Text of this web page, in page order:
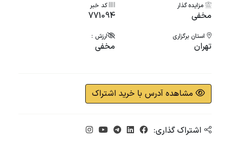
مزایده گذار
مخفی
کد خبر
771094
استان برگزاری
تهران
ارزش :
مخفی
مشاهده آدرس با خرید اشتراک
اشتراک گذاری: